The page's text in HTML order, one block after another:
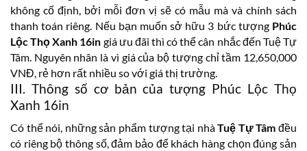
không cố định, bởi mỗi đơn vị sẽ có mẫu mà và chính sách
thanh toán riêng. Nếu bạn muốn sở hữu 3 bức tượng Phúc
Lộc Thọ Xanh 16in giá ưu đãi thì có thể cân nhắc đến Tuệ Tự
Tâm. Nguyên nhân là vì giá của bộ tượng chỉ tầm 12,650,000
VNĐ, rẻ hơn rất nhiều so với giá thị trường.
III. Thông số cơ bản của tượng Phúc Lộc Thọ
Xanh 16in
Có thể nói, những sản phẩm tượng tại nhàTuệ Tự Tâm đều
có riêng bộ thông số, đảm bảo để khách hàng chọn đúng sản